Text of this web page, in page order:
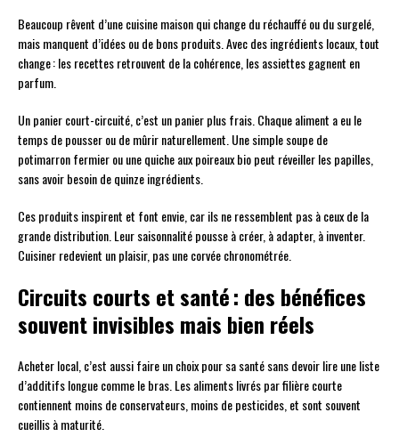
Beaucoup rêvent d’une cuisine maison qui change du réchauffé ou du surgelé,
mais manquent d’idées ou de bons produits. Avec des ingrédients locaux, tout
change : les recettes retrouvent de la cohérence, les assiettes gagnent en
parfum.
Un panier court-circuité, c’est un panier plus frais. Chaque aliment a eu le
temps de pousser ou de mûrir naturellement. Une simple soupe de
potimarron fermier ou une quiche aux poireaux bio peut réveiller les papilles,
sans avoir besoin de quinze ingrédients.
Ces produits inspirent et font envie, car ils ne ressemblent pas à ceux de la
grande distribution. Leur saisonnalité pousse à créer, à adapter, à inventer.
Cuisiner redevient un plaisir, pas une corvée chronométrée.
Circuits courts et santé : des bénéfices
souvent invisibles mais bien réels
Acheter local, c’est aussi faire un choix pour sa santé sans devoir lire une liste
d’additifs longue comme le bras. Les aliments livrés par filière courte
contiennent moins de conservateurs, moins de pesticides, et sont souvent
cueillis à maturité.